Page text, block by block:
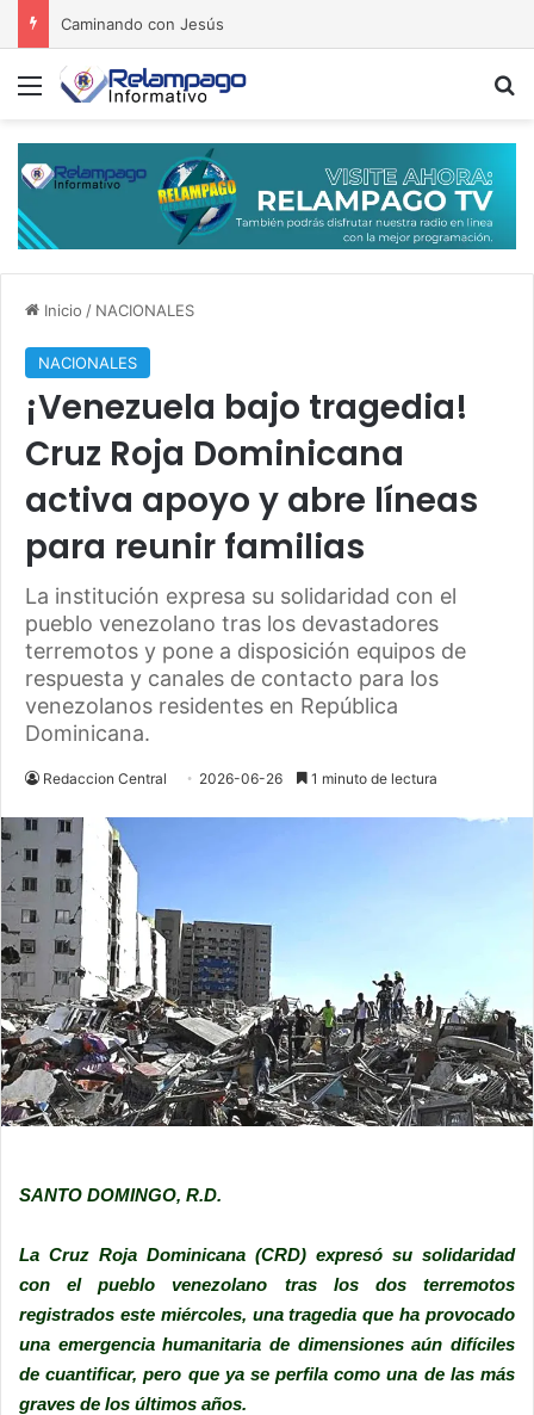
Caminando con Jesús
Menú
Inicio / NACIONALES
NACIONALES
¡Venezuela bajo tragedia!
Cruz Roja Dominicana
activa apoyo y abre líneas
para reunir familias
La institución expresa su solidaridad con el
pueblo venezolano tras los devastadores
terremotos y pone a disposición equipos de
respuesta y canales de contacto para los
venezolanos residentes en República
Dominicana.
Redaccion Central 2026-06-26 1 minuto de lectura
SANTO DOMINGO, R.D.
La Cruz Roja Dominicana (CRD) expresó su solidaridad
con el pueblo venezolano tras los dos terremotos
registrados este miércoles, una tragedia que ha provocado
una emergencia humanitaria de dimensiones aún difíciles
de cuantificar, pero que ya se perfila como una de las más
graves de los últimos años.